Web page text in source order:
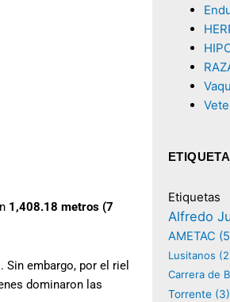
1,408.18 metros (7
embargo, por el riel
dominaron las
Etiquetas
Alfredo
AMETAC
Lusitanos
Carrera de
Torrente (3)